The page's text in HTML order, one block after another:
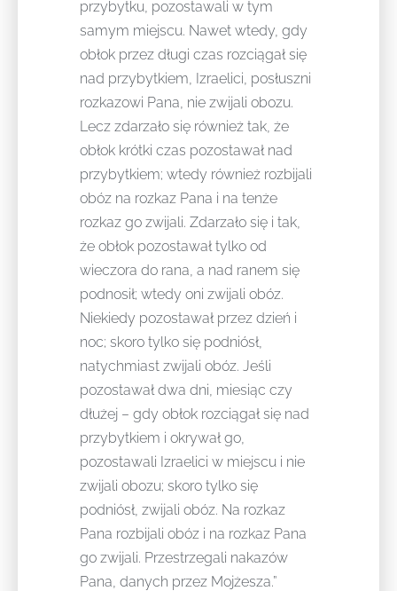
przybytku, pozostawali w tym
samym miejscu. Nawet wtedy, gdy
obłok przez długi czas rozciągał się
nad przybytkiem, Izraelici, posłuszni
rozkazowi Pana, nie zwijali obozu.
Lecz zdarzało się również tak, że
obłok krótki czas pozostawał nad
przybytkiem; wtedy również rozbijali
obóz na rozkaz Pana i na tenże
rozkaz go zwijali. Zdarzało się i tak,
że obłok pozostawał tylko od
wieczora do rana, a nad ranem się
podnosił; wtedy oni zwijali obóz.
Niekiedy pozostawał przez dzień i
noc; skoro tylko się podniósł,
natychmiast zwijali obóz. Jeśli
pozostawał dwa dni, miesiąc czy
dłużej – gdy obłok rozciągał się nad
przybytkiem i okrywał go,
pozostawali Izraelici w miejscu i nie
zwijali obozu; skoro tylko się
podniósł, zwijali obóz. Na rozkaz
Pana rozbijali obóz i na rozkaz Pana
go zwijali. Przestrzegali nakazów
Pana, danych przez Mojżesza.”